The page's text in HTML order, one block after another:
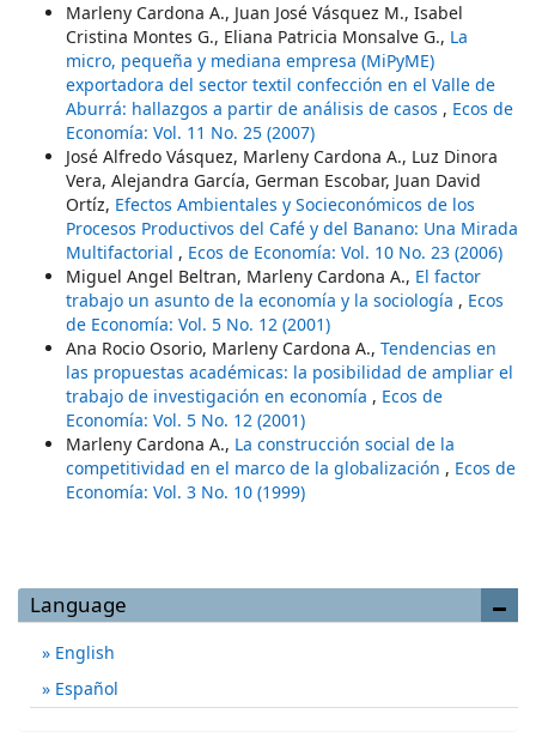
Marleny Cardona A., Juan José Vásquez M., Isabel
Cristina Montes G., Eliana Patricia Monsalve G., La
micro, pequeña y mediana empresa (MiPyME)
exportadora del sector textil confección en el Valle de
Aburrá: hallazgos a partir de análisis de casos , Ecos de
Economía: Vol. 11 No. 25 (2007)
José Alfredo Vásquez, Marleny Cardona A., Luz Dinora
Vera, Alejandra García, German Escobar, Juan David
Ortíz, Efectos Ambientales y Socieconómicos de los
Procesos Productivos del Café y del Banano: Una Mirada
Multifactorial , Ecos de Economía: Vol. 10 No. 23 (2006)
Miguel Angel Beltran, Marleny Cardona A., El factor
trabajo un asunto de la economía y la sociología , Ecos
de Economía: Vol. 5 No. 12 (2001)
Ana Rocio Osorio, Marleny Cardona A., Tendencias en
las propuestas académicas: la posibilidad de ampliar el
trabajo de investigación en economía , Ecos de
Economía: Vol. 5 No. 12 (2001)
Marleny Cardona A., La construcción social de la
competitividad en el marco de la globalización , Ecos de
Economía: Vol. 3 No. 10 (1999)
Language
English
Español